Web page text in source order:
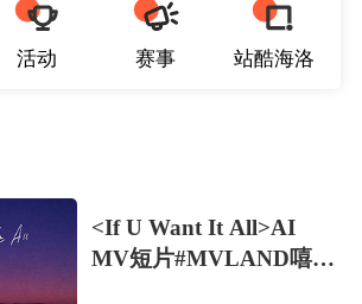
活动 赛事 站酷海洛
<If U Want It All>AI
MV短片#MVLAND嘻哈